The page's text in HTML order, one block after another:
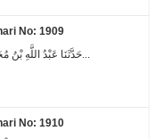
No: 1909
No: 1910